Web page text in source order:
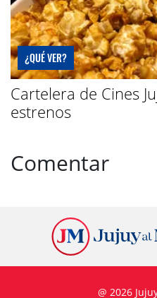
¿QUÉ VER?
Cartelera de Cines
estrenos
Comentar
@ 2026